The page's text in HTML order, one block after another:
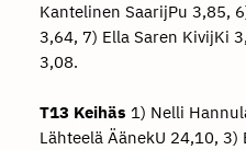
Kantelinen SaarijPu 3,85,
3,64, 7) Ella Saren KivijKi
3,08.
T13 Keihäs 1) Nelli
Lähteelä ÄänekU 24,10,